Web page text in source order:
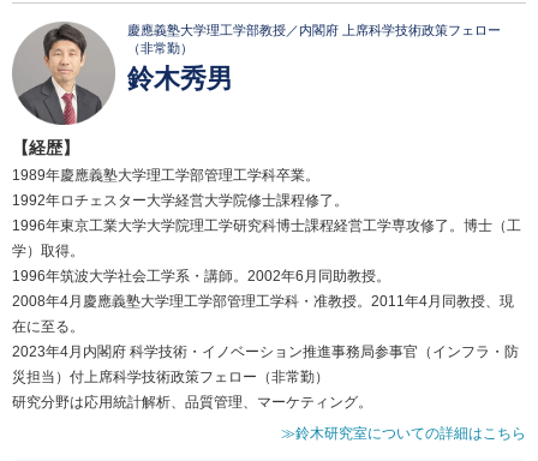
慶應義塾大学理工学部教授／内閣府 上席科学技術政策フェロー
（非常勤）
鈴木秀男
【経歴】
1989年慶應義塾大学理工学部管理工学科卒業。
1992年ロチェスター大学経営大学院修士課程修了。
1996年東京工業大学大学院理工学研究科博士課程経営工学専攻修了。博士（工
学）取得。
1996年筑波大学社会工学系・講師。2002年6月同助教授。
2008年4月慶應義塾大学理工学部管理工学科・准教授。2011年4月同教授、現
在に至る。
2023年4月内閣府 科学技術・イノベーション推進事務局参事官（インフラ・防
災担当）付上席科学技術政策フェロー（非常勤）
研究分野は応用統計解析、品質管理、マーケティング。
≫鈴木研究室についての詳細はこちら